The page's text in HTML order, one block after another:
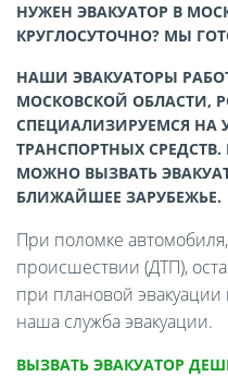
НУЖЕН ЭВАКУАТОР В
КРУГЛОСУТОЧНО? МЫ
НАШИ ЭВАКУАТОРЫ
МОСКОВСКОЙ ОБЛАСТИ,
СПЕЦИАЛИЗИРУЕМСЯ НА
ТРАНСПОРТНЫХ
МОЖНО ВЫЗВАТЬ
БЛИЖАЙШЕЕ ЗАРУБЕЖЬЕ.
При поломке
происшествии (ДТП),
при плановой
наша служба эвакуации.
ВЫЗВАТЬ ЭВАКУАТОР